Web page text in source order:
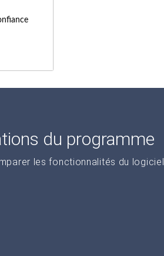
du programme
les fonctionnalités du logiciel